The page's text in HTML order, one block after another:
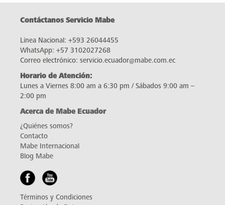
Contáctanos Servicio Mabe
Línea Nacional: +593 26044455
WhatsApp: +57 3102027268
Correo electrónico: servicio.ecuador@mabe.com.ec
Horario de Atención:
Lunes a Viernes 8:00 am a 6:30 pm / Sábados 9:00 am –
2:00 pm
Acerca de Mabe Ecuador
¿Quiénes somos?
Contacto
Mabe Internacional
Blog Mabe
Términos y Condiciones